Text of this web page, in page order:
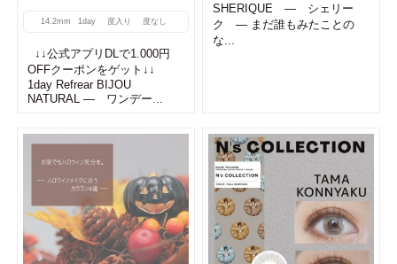
14.2mm 1day 度入り 度なし
↓↓公式アプリDLで1.000円
OFFクーポンをゲット↓↓
1day Refrear BIJOU
NATURAL ― ワンデー...
SHERIQUE ― シェリー
ク ― まだ誰もみたことの
な...